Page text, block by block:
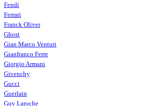
Fendi
Ferrari
Franck Oliver
Ghost
Gian Marco Venturi
Gianfranco Ferre
Giorgio Armani
Givenchy
Gucci
Guerlain
Guy Laroche